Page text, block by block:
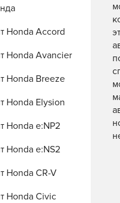
Honda Accord
Honda Avancier
Honda Breeze
Honda Elysion
Honda e:NP2
Honda e:NS2
Honda CR-V
Honda Civic